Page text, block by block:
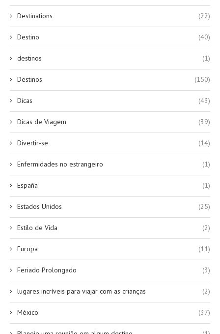
Destinations (22)
Destino (40)
destinos (1)
Destinos (150)
Dicas (43)
Dicas de Viagem (39)
Divertir-se (14)
Enfermidades no estrangeiro (1)
España (1)
Estados Unidos (25)
Estilo de Vida (2)
Europa (11)
Feriado Prolongado (3)
lugares incríveis para viajar com as crianças (2)
México (37)